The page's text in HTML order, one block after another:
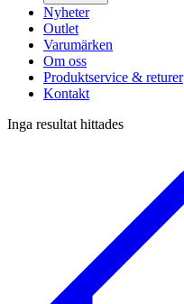
Nyheter
Outlet
Varumärken
Om oss
Produktservice & returer
Kontakt
Inga resultat hittades